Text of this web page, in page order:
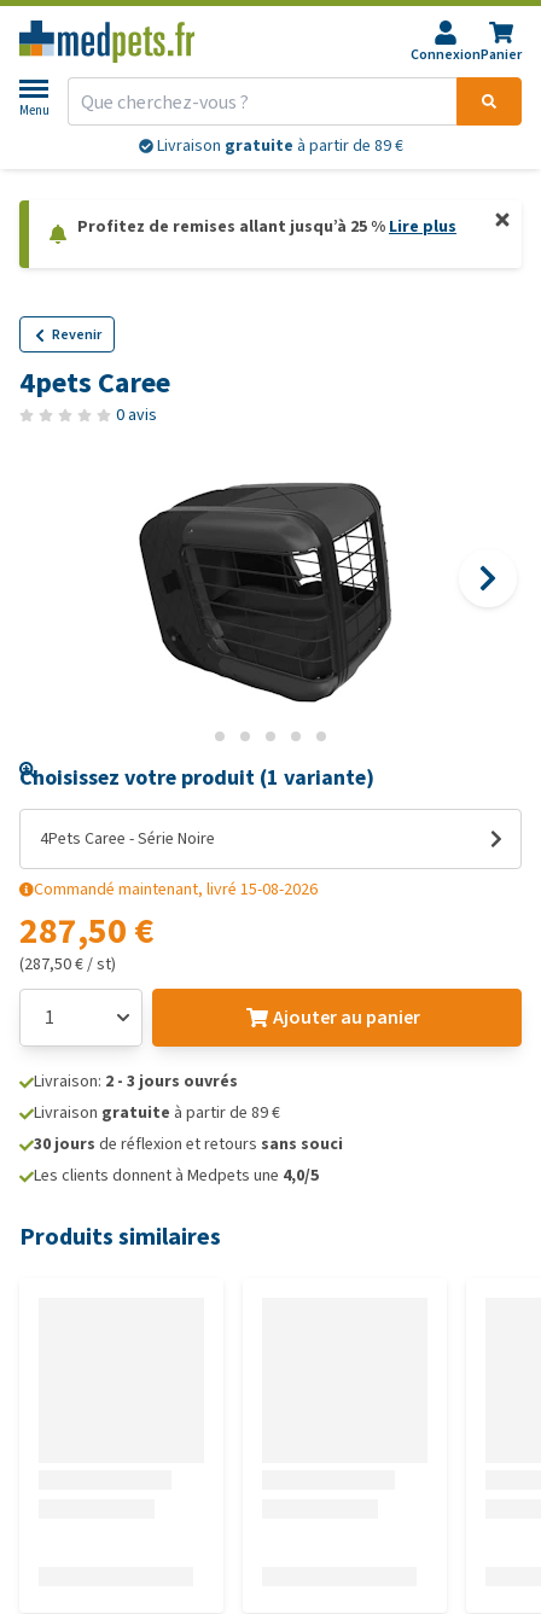
ConnexionPanier
Menu
Livraison gratuite à partir de 89 €
Profitez de remises allant jusqu’à 25 % Lire plus
Revenir
4pets Caree
0 avis
Choisissez votre produit (1 variante)
4Pets Caree - Série Noire
Commandé maintenant, livré 15-08-2026
287,50 €
(287,50 € / st)
Ajouter au panier
Livraison: 2 - 3 jours ouvrés
Livraison gratuite à partir de 89 €
30 jours de réflexion et retours sans souci
Les clients donnent à Medpets une 4,0/5
Produits similaires